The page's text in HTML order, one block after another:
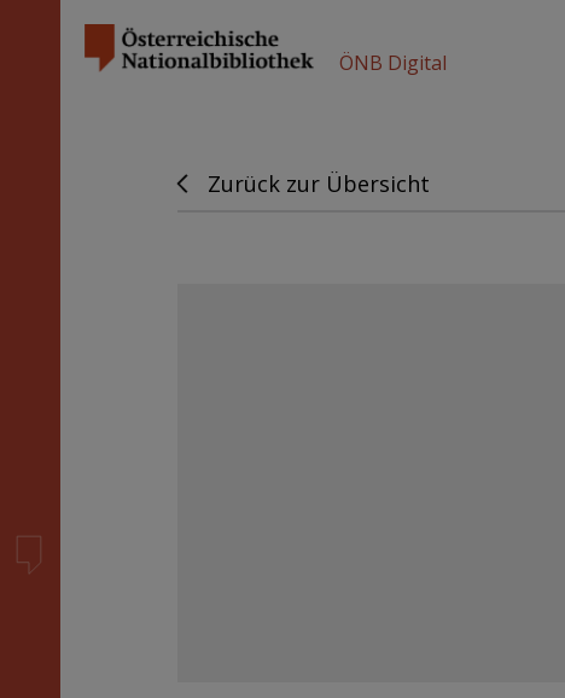
ÖNB Digital
Zurück zur Übersicht